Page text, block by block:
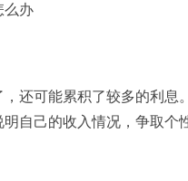
么办
还可能累积了较多的利
自己的收入情况，争取个